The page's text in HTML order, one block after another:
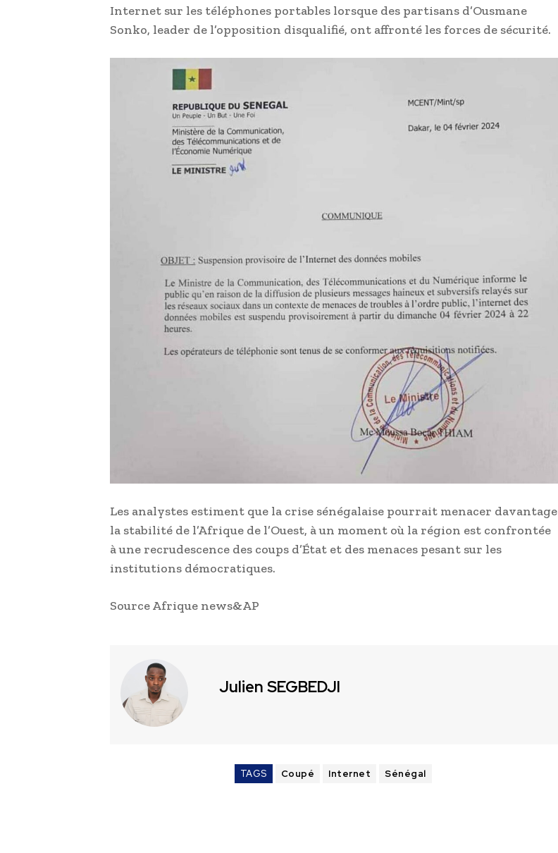
Internet sur les téléphones portables lorsque des partisans d’Ousmane
Sonko, leader de l’opposition disqualifié, ont affronté les forces de sécurité.
Les analystes estiment que la crise sénégalaise pourrait menacer davantage
la stabilité de l’Afrique de l’Ouest, à un moment où la région est confrontée
à une recrudescence des coups d’État et des menaces pesant sur les
institutions démocratiques.
Source Afrique news&AP
Julien SEGBEDJI
TAGS Coupé Internet Sénégal